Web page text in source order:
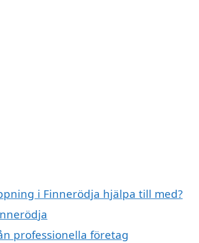
i Finnerödja hjälpa till med?
professionella företag